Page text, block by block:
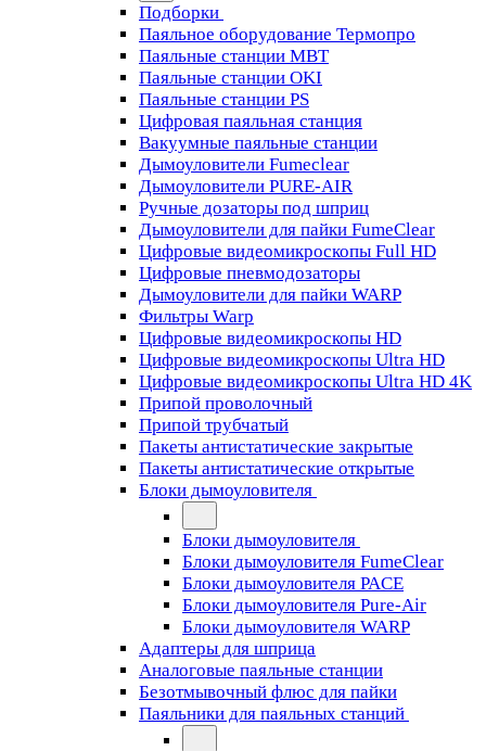
Подборки
Паяльное оборудование Термопро
Паяльные станции MBT
Паяльные станции OKI
Паяльные станции PS
Цифровая паяльная станция
Вакуумные паяльные станции
Дымоуловители Fumeclear
Дымоуловители PURE-AIR
Ручные дозаторы под шприц
Дымоуловители для пайки FumeClear
Цифровые видеомикроскопы Full HD
Цифровые пневмодозаторы
Дымоуловители для пайки WARP
Фильтры Warp
Цифровые видеомикроскопы HD
Цифровые видеомикроскопы Ultra HD
Цифровые видеомикроскопы Ultra HD 4K
Припой проволочный
Припой трубчатый
Пакеты антистатические закрытые
Пакеты антистатические открытые
Блоки дымоуловителя
Блоки дымоуловителя
Блоки дымоуловителя FumeClear
Блоки дымоуловителя PACE
Блоки дымоуловителя Pure-Air
Блоки дымоуловителя WARP
Адаптеры для шприца
Аналоговые паяльные станции
Безотмывочный флюс для пайки
Паяльники для паяльных станций